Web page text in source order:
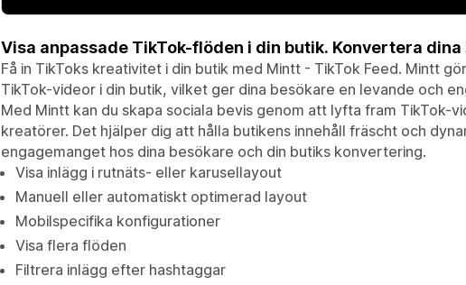
Visa anpassade TikTok-flöden i din butik. Konvertera
Få in TikToks kreativitet i din butik med Mintt - TikTok Feed. Mintt
TikTok-videor i din butik, vilket ger dina besökare en levande och
Med Mintt kan du skapa sociala bevis genom att lyfta fram TikTok-
kreatörer. Det hjälper dig att hålla butikens innehåll fräscht och
engagemanget hos dina besökare och din butiks konvertering.
Visa inlägg i rutnäts- eller karusellayout
Manuell eller automatiskt optimerad layout
Mobilspecifika konfigurationer
Visa flera flöden
Filtrera inlägg efter hashtaggar